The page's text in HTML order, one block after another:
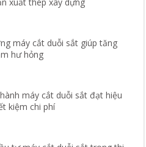
máy cắt duỗi sắt giúp tăng
hư hỏng
máy cắt duỗi sắt đạt hiệu
kiệm chi phí